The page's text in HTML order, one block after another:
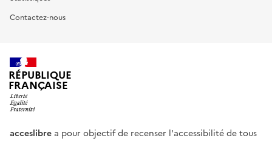
Contactez-nous
RÉPUBLIQUE
FRANÇAISE
acceslibre a pour objectif de recenser l'accessibilité de tous